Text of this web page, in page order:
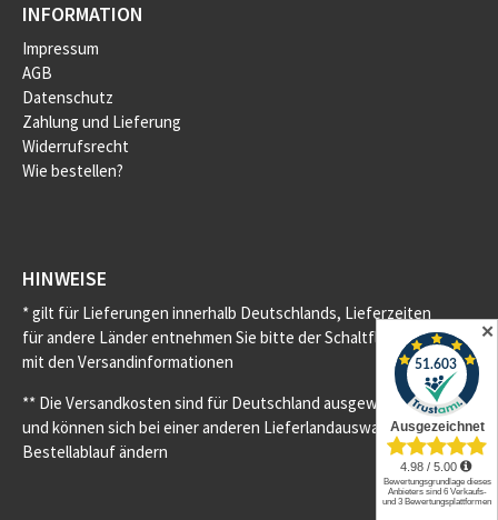
INFORMATION
Impressum
AGB
Datenschutz
Zahlung und Lieferung
Widerrufsrecht
Wie bestellen?
HINWEISE
* gilt für Lieferungen innerhalb Deutschlands, Lieferzeiten
für andere Länder entnehmen Sie bitte der Schaltfläche
mit den Versandinformationen
** Die Versandkosten sind für Deutschland ausgewiesen
und können sich bei einer anderen Lieferlandauswahl im
Bestellablauf ändern
✕